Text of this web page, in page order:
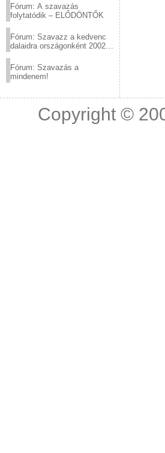
Fórum: A szavazás
folytatódik – ELŐDÖNTŐK
Fórum: Szavazz a kedvenc
dalaidra országonként 2002
Fórum: Szavazás a
mindenem!
Copyright ©